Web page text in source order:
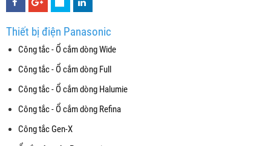
Thiết bị điện Panasonic
Công tắc - Ổ cắm dòng Wide
Công tắc - Ổ cắm dòng Full
Công tắc - Ổ cắm dòng Halumie
Công tắc - Ổ cắm dòng Refina
Công tắc Gen-X